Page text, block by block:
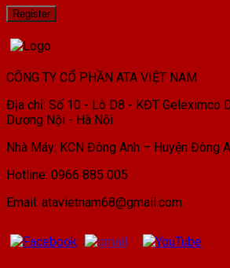
Register
CÔNG TY CỔ PHẦN ATA VIỆT NAM
Địa chỉ: Số 10 - Lô D8 - KĐT Geleximco
Dương Nội - Hà Nội
Nhà Máy: KCN Đông Anh – Huyện Đông
Hotline: 0966 885 005
Email: atavietnam68@gmail.com